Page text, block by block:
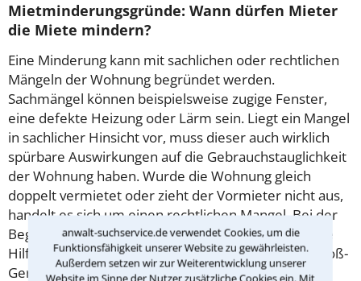
anwalt-suchservice.de verwendet Cookies, um die
Funktionsfähigkeit unserer Website zu gewährleisten.
Außerdem setzen wir zur Weiterentwicklung unserer
Website im Sinne der Nutzer zusätzliche Cookies ein. Mit
Mietminderungsgründe: Wann dürfen Mieter
die Miete mindern?
Eine Minderung kann mit sachlichen oder rechtlichen
Mängeln der Wohnung begründet werden.
Sachmängel können beispielsweise zugige Fenster,
eine defekte Heizung oder Lärm sein. Liegt ein Mangel
in sachlicher Hinsicht vor, muss dieser auch wirklich
spürbare Auswirkungen auf die Gebrauchstauglichkeit
der Wohnung haben. Wurde die Wohnung gleich
doppelt vermietet oder zieht der Vormieter nicht aus,
handelt es sich um einen rechtlichen Mangel. Bei der
Begründung Ihrer Mietminderung sollten Sie auf die
Hilfe eines erfahrenen Anwalts fürMietrechtin Groß-
Gerau zurückgreifen.